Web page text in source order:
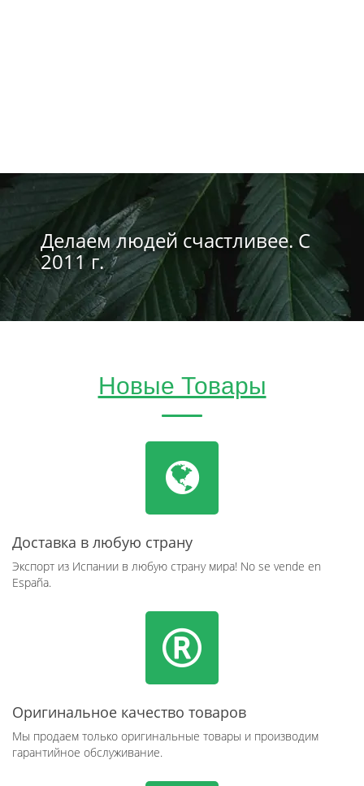
Делаем людей счастливее. С
2011 г.
Новые Товары
Доставка в любую страну
Экспорт из Испании в любую страну мира! No se vende en
España.
Оригинальное качество товаров
Мы продаем только оригинальные товары и производим
гарантийное обслуживание.